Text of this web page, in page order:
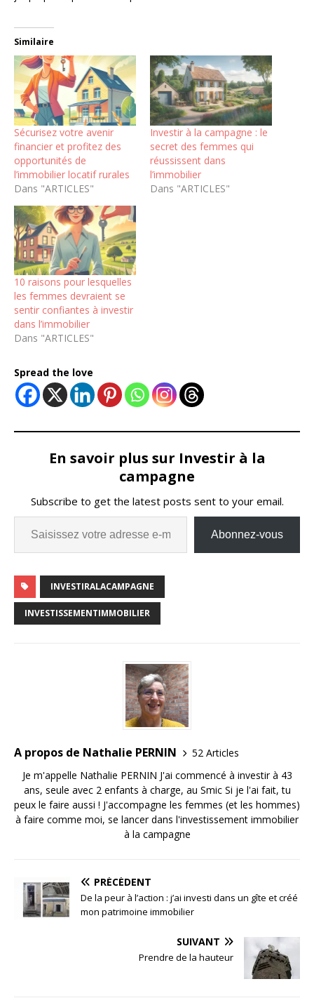
Similaire
Sécurisez votre avenir
financier et profitez des
opportunités de
l’immobilier locatif rurales
Dans "ARTICLES"
Investir à la campagne : le
secret des femmes qui
réussissent dans
l’immobilier
Dans "ARTICLES"
10 raisons pour lesquelles
les femmes devraient se
sentir confiantes à investir
dans l’immobilier
Dans "ARTICLES"
Spread the love
En savoir plus sur Investir à la
campagne
Subscribe to get the latest posts sent to your email.
Abonnez-vous
INVESTIRALACAMPAGNE
INVESTISSEMENTIMMOBILIER
A propos de Nathalie PERNIN
52 Articles
Je m'appelle Nathalie PERNIN J'ai commencé à investir à 43
ans, seule avec 2 enfants à charge, au Smic Si je l'ai fait, tu
peux le faire aussi ! J'accompagne les femmes (et les hommes)
à faire comme moi, se lancer dans l'investissement immobilier
à la campagne
PRÉCÉDENT
De la peur à l’action : j’ai investi dans un gîte et créé
mon patrimoine immobilier
SUIVANT
Prendre de la hauteur